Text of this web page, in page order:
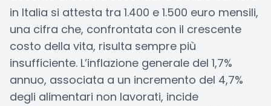
in Italia si attesta tra 1.400 e 1.500 euro mensili,
una cifra che, confrontata con il crescente
costo della vita, risulta sempre più
insufficiente. L’inflazione generale del 1,7%
annuo, associata a un incremento del 4,7%
degli alimentari non lavorati, incide